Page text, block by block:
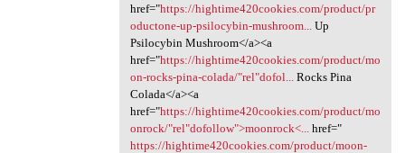
href="https://hightime420cookies.com/product/pr
oductone-up-psilocybin-mushroom...
Up
Psilocybin Mushroom</a><a
href="https://hightime420cookies.com/product/mo
on-rocks-pina-colada/"rel"dofol...
Rocks Pina
Colada</a><a
href="https://hightime420cookies.com/product/mo
onrock/"rel"dofollow">moonrock<...
href="
https://hightime420cookies.com/product/moon-